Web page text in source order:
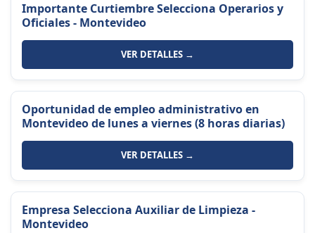
Importante Curtiembre Selecciona Operarios y
Oficiales - Montevideo
VER DETALLES →
Oportunidad de empleo administrativo en
Montevideo de lunes a viernes (8 horas diarias)
VER DETALLES →
Empresa Selecciona Auxiliar de Limpieza -
Montevideo